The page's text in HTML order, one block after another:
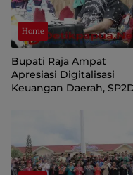
Home
Bupati Raja Ampat
Apresiasi Digitalisasi
Keuangan Daerah,